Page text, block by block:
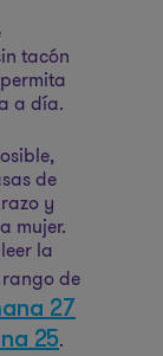
tacón
a día.
de
y
mujer.
la
de
27
25.